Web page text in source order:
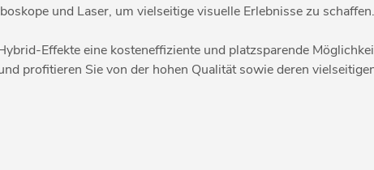
und Laser, um vielseitige visuelle Erlebnisse zu schaffen.
Effekte eine kosteneffiziente und platzsparende
profitieren Sie von der hohen Qualität sowie deren